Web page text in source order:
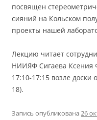
посвящен
сияний на Кольском
проекты нашей
Лекцию читает
НИИЯФ Сигаева Ксения
17:10-17:15 возле
18).
Запись опубликована 26